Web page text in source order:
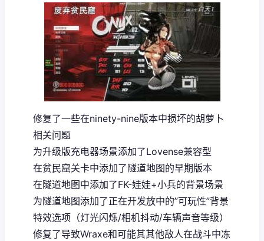
修复了一些在ninety-nine版本中损坏的胡萝卜
相关问题
为升级版充电器场景添加了Lovense兼容型
在贫民窟关卡中添加了隧道地图的早期版本
在隧道地图中添加了FK-娃娃+小兵的背景场景
为隧道地图添加了正在开发放中的”可玩性”背景
特效选项（灯光闪烁/相机抖动/车辆声音等级）
修复了导致Wraxe和可能其其他敌人在战斗中冻